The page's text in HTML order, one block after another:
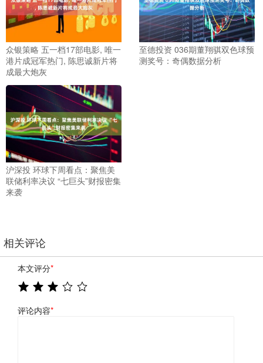
众银策略 五一档17部电影, 唯一
港片成冠军热门, 陈思诚新片将
成最大炮灰
至德投资 036期董翔骐双色球预
测奖号：奇偶数据分析
沪深投 环球下周看点：聚焦美
联储利率决议 “七巨头”财报密集
来袭
相关评论
本文评分*
评论内容*